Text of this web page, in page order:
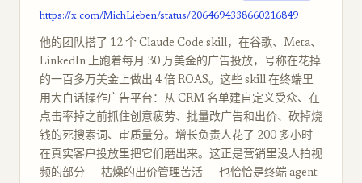
https://x.com/MichLieben/status/2064694338660216849
他的团队搭了 12 个 Claude Code skill，在谷歌、Meta、
LinkedIn 上跑着每月 30 万美金的广告投放，号称在花掉
的一百多万美金上做出 4 倍 ROAS。这些 skill 在终端里
用大白话操作广告平台：从 CRM 名单建自定义受众、在
点击率掉之前抓住创意疲劳、批量改广告和出价、砍掉烧
钱的死搜索词、审质量分。增长负责人花了 200 多小时
在真实客户投放里把它们磨出来。这正是营销里没人拍视
频的部分——枯燥的出价管理苦活——也恰恰是终端 agent